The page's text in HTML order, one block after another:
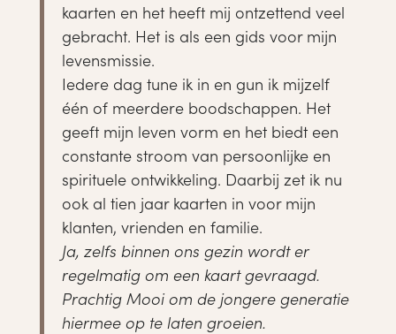
kaarten en het heeft mij ontzettend veel
gebracht. Het is als een gids voor mijn
levensmissie.
Iedere dag tune ik in en gun ik mijzelf
één of meerdere boodschappen. Het
geeft mijn leven vorm en het biedt een
constante stroom van persoonlijke en
spirituele ontwikkeling. Daarbij zet ik nu
ook al tien jaar kaarten in voor mijn
klanten, vrienden en familie.
Ja, zelfs binnen ons gezin wordt er
regelmatig om een kaart gevraagd.
Prachtig Mooi om de jongere generatie
hiermee op te laten groeien.